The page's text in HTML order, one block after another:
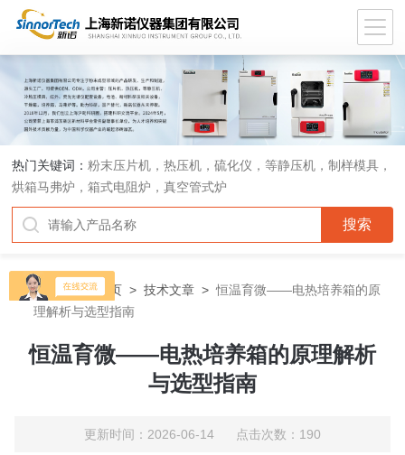
热门关键词：粉末压片机，热压机，硫化仪，等静压机，制样模具，
烘箱马弗炉，箱式电阻炉，真空管式炉
当前位置：首页 >技术文章 >恒温育微——电热培养箱的原
理解析与选型指南
恒温育微——电热培养箱的原理解析
与选型指南
更新时间：2026-06-14 点击次数：190